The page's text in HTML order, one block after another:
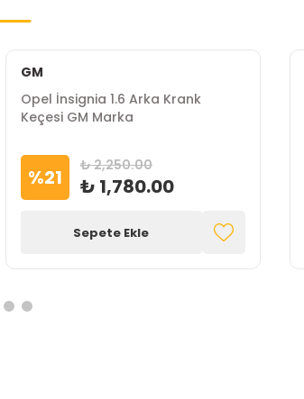
GM
Opel İnsignia 1.6 Arka Krank
Keçesi GM Marka
%21 ₺ 2,250.00
₺ 1,780.00
Sepete Ekle